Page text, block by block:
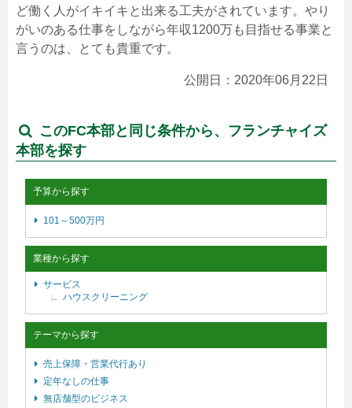
ど働く人がイキイキと出来る工夫がされています。やり
がいのある仕事をしながら年収1200万も目指せる事業と
言うのは、とても貴重です。
公開日：2020年06月22日
このFC本部と同じ条件から、フランチャイズ
本部を探す
予算から探す
101～500万円
業種から探す
サービス
ハウスクリーニング
テーマから探す
売上保障・営業代行あり
定年なしの仕事
無店舗型のビジネス